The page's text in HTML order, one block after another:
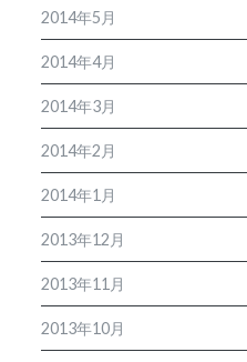
2014年5月
2014年4月
2014年3月
2014年2月
2014年1月
2013年12月
2013年11月
2013年10月